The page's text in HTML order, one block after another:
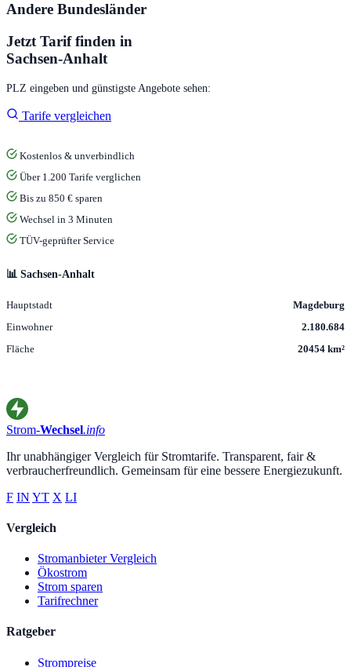
Andere Bundesländer
Jetzt Tarif finden in
Sachsen-Anhalt
PLZ eingeben und günstigste Angebote sehen:
Tarife vergleichen
Kostenlos & unverbindlich
Über 1.200 Tarife verglichen
Bis zu 850 € sparen
Wechsel in 3 Minuten
TÜV-geprüfter Service
📊 Sachsen-Anhalt
Hauptstadt
Magdeburg
Einwohner
2.180.684
Fläche
20454 km²
Strom-Wechsel.info
Ihr unabhängiger Vergleich für Stromtarife. Transparent, fair &
verbraucherfreundlich. Gemeinsam für eine bessere Energiezukunft.
F IN YT X LI
Vergleich
Stromanbieter Vergleich
Ökostrom
Strom sparen
Tarifrechner
Ratgeber
Strompreise